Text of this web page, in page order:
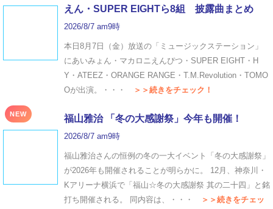
えん・SUPER EIGHTら8組 披露曲まとめ
2026/8/7 am9時
本日8月7日（金）放送の「ミュージックステーション」
にあいみょん・マカロニえんぴつ・SUPER EIGHT・H
Y・ATEEZ・ORANGE RANGE・T.M.Revolution・TOMO
Oが出演。・・・
＞＞続きをチェック！
NEW 福山雅治 「冬の⼤感謝祭」今年も開催！
2026/8/7 am9時
福山雅治さんの恒例の冬の一大イベント「冬の⼤感謝祭」
が2026年も開催されることが明らかに。 12月、神奈川・
Kアリーナ横浜で「福山☆冬の大感謝祭 其の二十四」と銘
打ち開催される。 同内容は、・・・
＞＞続きをチェッ